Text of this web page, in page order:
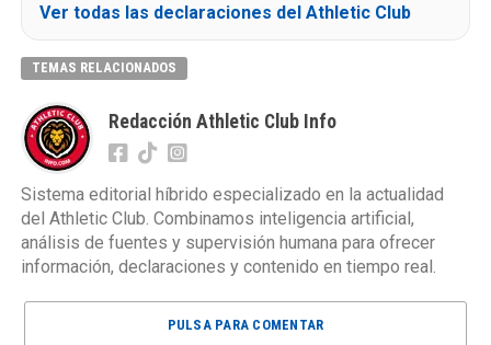
Ver todas las declaraciones del Athletic Club
TEMAS RELACIONADOS
Redacción Athletic Club Info
Sistema editorial híbrido especializado en la actualidad
del Athletic Club. Combinamos inteligencia artificial,
análisis de fuentes y supervisión humana para ofrecer
información, declaraciones y contenido en tiempo real.
PULSA PARA COMENTAR